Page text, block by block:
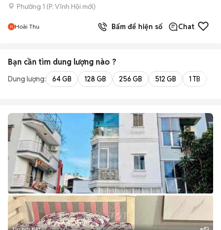
Phường 1 (P. Vĩnh Hội mới)
Hoài Thu Bấm để hiện số Chat
Bạn cần tìm dung lượng nào ?
Dung lượng: 64 GB 128 GB 256 GB 512 GB 1 TB